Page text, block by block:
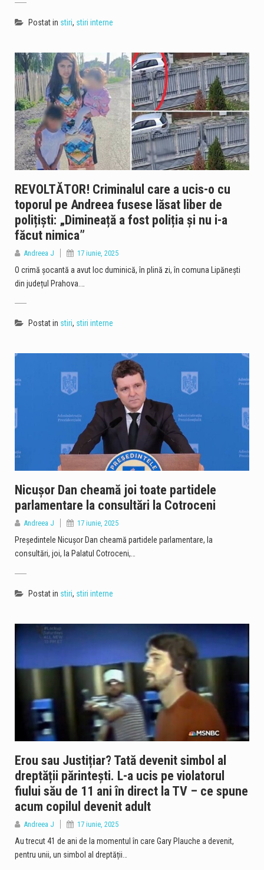
Postat in stiri, stiri interne
REVOLTĂTOR! Criminalul care a ucis-o cu
toporul pe Andreea fusese lăsat liber de
polițiști: „Dimineață a fost poliția și nu i-a
făcut nimica”
Andreea J 17 iunie, 2025
O crimă șocantă a avut loc duminică, în plină zi, în comuna Lipănești
din județul Prahova.…
Postat in stiri, stiri interne
Nicușor Dan cheamă joi toate partidele
parlamentare la consultări la Cotroceni
Andreea J 17 iunie, 2025
Preşedintele Nicuşor Dan cheamă partidele parlamentare, la
consultări, joi, la Palatul Cotroceni,…
Postat in stiri, stiri interne
Erou sau Justițiar? Tată devenit simbol al
dreptății părintești. L-a ucis pe violatorul
fiului său de 11 ani în direct la TV – ce spune
acum copilul devenit adult
Andreea J 17 iunie, 2025
Au trecut 41 de ani de la momentul în care Gary Plauche a devenit,
pentru unii, un simbol al dreptății…